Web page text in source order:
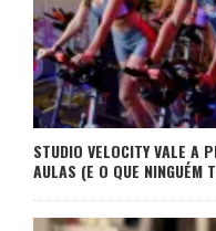
STUDIO VELOCITY VALE A
AULAS (E O QUE NINGUÉM